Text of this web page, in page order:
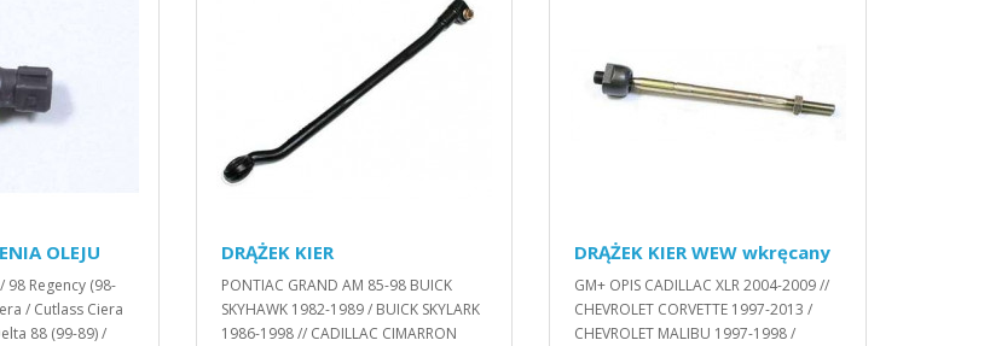
OLEJU
Regency (98-
/ Cutlass Ciera
88 (99-89) /
DRĄŻEK KIER
PONTIAC GRAND AM 85-98 BUICK
SKYHAWK 1982-1989 / BUICK SKYLARK
1986-1998 // CADILLAC CIMARRON
DRĄŻEK KIER WEW wkręcany
GM+ OPIS CADILLAC XLR 2004-2009 //
CHEVROLET CORVETTE 1997-2013 /
CHEVROLET MALIBU 1997-1998 /